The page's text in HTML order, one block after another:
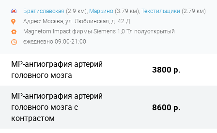
Братиславская (2.9 км), Марьино(3.79 км), Текстильщики (2.79 км)
Адрес: Москва, ул. Люблинская, д. 42 Д
Magnetom Impact фирмы Siemens 1,0 Тл полуоткрытый
ежедневно 09:00-21:00
МР-ангиография артерий
головного мозга
3800 р.
МР-ангиография артерий
головного мозга с
контрастом
8600 р.